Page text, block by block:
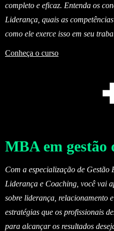
completo e eficaz. Entenda os
Liderança, quais as
como ele exerce isso em seu
Conheça o curso
MBA em gestão
Com a especialização de Gestão
Liderança e Coaching, você vai
sobre liderança, relacionamento
estratégias que os profissionais
para alcançar os resultados